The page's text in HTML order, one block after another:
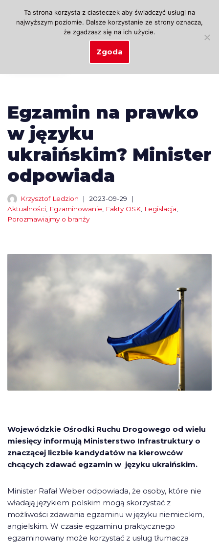
Przejdź
Egzamin na prawko
w języku
ukraińskim? Minister
odpowiada
Krzysztof Ledzion
2023-09-29
Aktualności Egzaminowanie Fakty OSK Legislacja
Porozmawiajmy o branży
Wojewódzkie Ośrodki Ruchu Drogowego od wielu
miesięcy informują Ministerstwo Infrastruktury o
znaczącej liczbie kandydatów na kierowców
chcących zdawać egzamin w języku ukraińskim.
Minister Rafał Weber odpowiada, że osoby, które nie
władają językiem polskim mogą skorzystać z
możliwości zdawania egzaminu w języku niemieckim,
angielskim. W czasie egzaminu praktycznego
egzaminowany może korzystać z usług tłumacza
Ta strona korzysta z ciasteczek aby świadczyć usługi na
najwyższym poziomie. Dalsze korzystanie ze strony oznacza,
że zgadzasz się na ich użycie.
Zgoda